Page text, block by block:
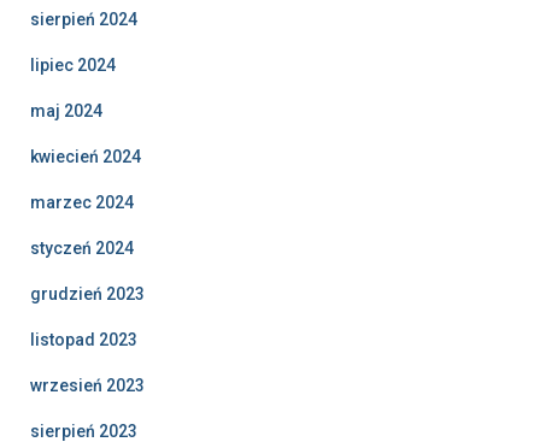
sierpień 2024
lipiec 2024
maj 2024
kwiecień 2024
marzec 2024
styczeń 2024
grudzień 2023
listopad 2023
wrzesień 2023
sierpień 2023